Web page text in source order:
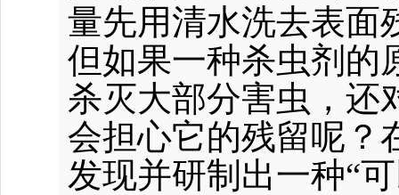
量先用清水洗去表面
但如果一种杀虫剂的
杀灭大部分害虫，还
会担心它的残留呢？
发现并研制出一种“